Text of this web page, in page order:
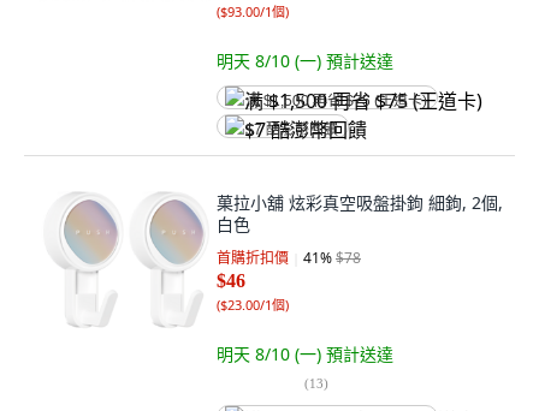
($93.00/1個)
明天 8/10 (一) 預計送達
满 $1,500 再省 $75 (王道卡)
$7 酷澎幣回饋
菓拉小舖 炫彩真空吸盤掛鉤 細鉤, 2個,
白色
首購折扣價 41%$78
$46
($23.00/1個)
明天 8/10 (一) 預計送達
(13)